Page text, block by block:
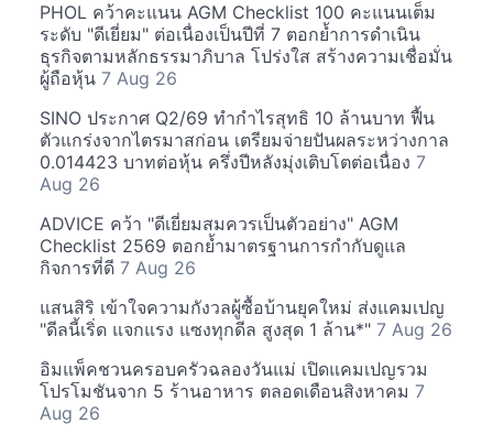
PHOL คว้าคะแนน AGM Checklist 100 คะแนนเต็ม
ระดับ "ดีเยี่ยม" ต่อเนื่องเป็นปีที่ 7 ตอกย้ำการดำเนิน
ธุรกิจตามหลักธรรมาภิบาล โปร่งใส สร้างความเชื่อมั่น
ผู้ถือหุ้น 7 Aug 26
SINO ประกาศ Q2/69 ทำกำไรสุทธิ 10 ล้านบาท ฟื้น
ตัวแกร่งจากไตรมาสก่อน เตรียมจ่ายปันผลระหว่างกาล
0.014423 บาทต่อหุ้น ครึ่งปีหลังมุ่งเติบโตต่อเนื่อง 7
Aug 26
ADVICE คว้า "ดีเยี่ยมสมควรเป็นตัวอย่าง" AGM
Checklist 2569 ตอกย้ำมาตรฐานการกำกับดูแล
กิจการที่ดี 7 Aug 26
แสนสิริ เข้าใจความกังวลผู้ซื้อบ้านยุคใหม่ ส่งแคมเปญ
"ดีลนี้เริ่ด แจกแรง แซงทุกดีล สูงสุด 1 ล้าน*" 7 Aug 26
อิมแพ็คชวนครอบครัวฉลองวันแม่ เปิดแคมเปญรวม
โปรโมชันจาก 5 ร้านอาหาร ตลอดเดือนสิงหาคม 7
Aug 26